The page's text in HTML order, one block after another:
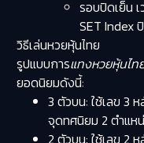
รอบปิดเย็น
SET Index
วิธีเล่นหวยหุ้นไทย
รูปแบบการแทงหวยหุ้นไท
ยอดนิยมดังนี้:
3 ตัวบน: ใช้เลข 3
จุดทศนิยม 2 ตำแห
2 ตัวบน: ใช้เลข 2